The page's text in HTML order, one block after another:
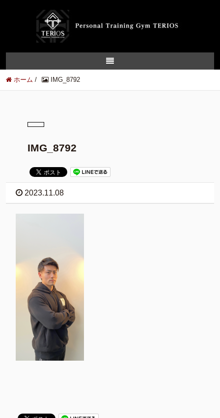
ホーム / IMG_8792
IMG_8792
2023.11.08